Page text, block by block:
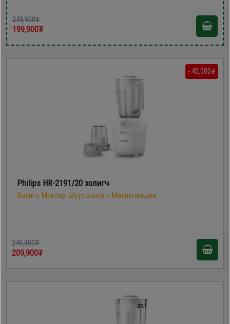
249,900₮
199,900₮
- 40,000₮
Philips HR-2191/20 холигч
Холигч, Миксер, Шүүс шахагч, Махны машин
249,900₮
209,900₮